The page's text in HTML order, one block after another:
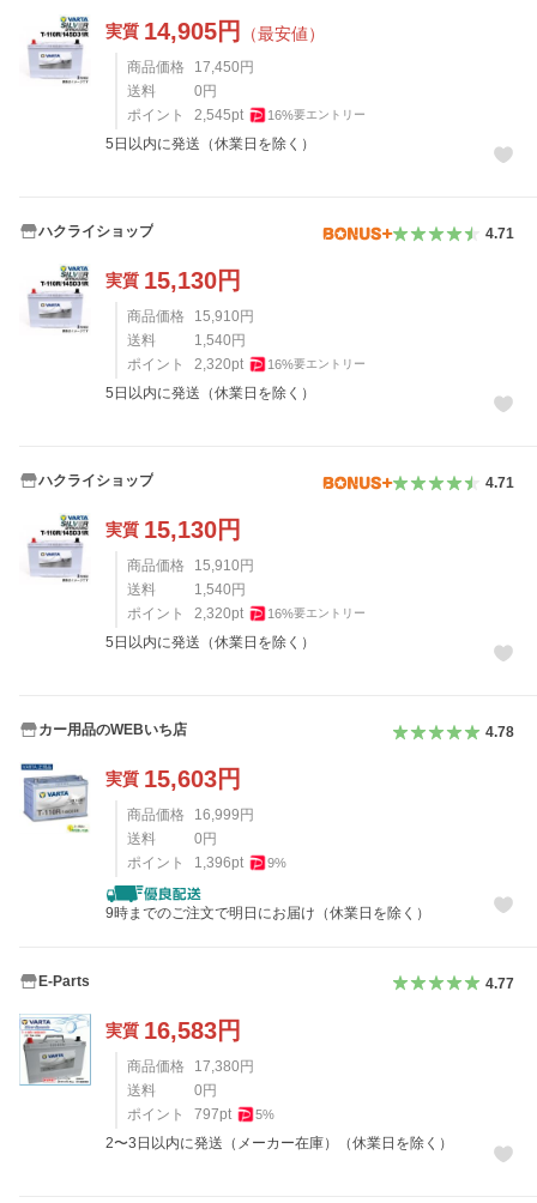
実質 14,905円 （最安値）
商品価格 17,450 円
送料
0 円
ポイント
2,545pt 16%要エントリー
5日以内に発送（休業日を除く）
ハクライショップ 4.71
実質 15,130円
商品価格 15,910 円
送料
1,540 円
ポイント
2,320pt 16%要エントリー
5日以内に発送（休業日を除く）
ハクライショップ 4.71
実質 15,130円
商品価格 15,910 円
送料
1,540 円
ポイント
2,320pt 16%要エントリー
5日以内に発送（休業日を除く）
カー用品のWEBいち店 4.78
実質 15,603円
商品価格 16,999 円
送料
0 円
ポイント
1,396pt 9%
9時までのご注文で明日にお届け（休業日を除く）
E-Parts 4.77
実質 16,583円
商品価格 17,380円
送料
0円
ポイント
797pt 5%
2〜3日以内に発送（メーカー在庫）（休業日を除く）